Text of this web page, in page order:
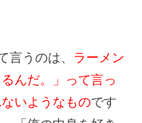
言うのは、 ラーメン
んだ。」って言っ
いようなものです